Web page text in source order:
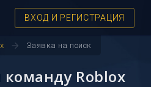
ВХОД И РЕГИСТРАЦИЯ
arrow_forward Заявка на поиск
команду Roblox